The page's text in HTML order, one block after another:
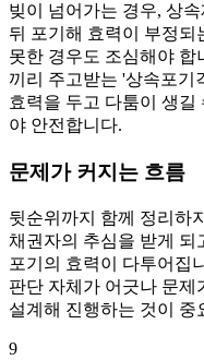
빚이 넘어가는 경우, 상
뒤 포기해 효력이 부정되
못한 경우도 조심해야 합
끼리 주고받는 '상속포기
효력을 두고 다툼이 생길
야 안전합니다.
문제가 커지는 흐름
뒷순위까지 함께 정리하
채권자의 추심을 받게 되
포기의 효력이 다투어집
판단 자체가 어긋나 문제
설계해 진행하는 것이 중
9